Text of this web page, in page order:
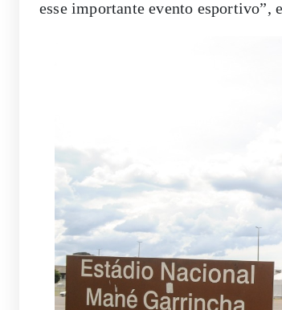
esse importante evento esportivo”,